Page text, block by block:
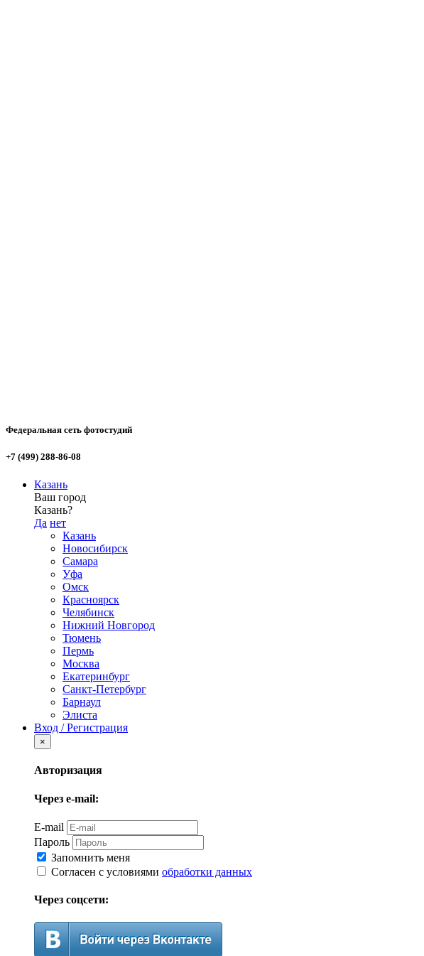
Федеральная сеть фотостудий
+7 (499) 288-86-08
Казань
Ваш город
Казань?
Да нет
Казань
Новосибирск
Самара
Уфа
Омск
Красноярск
Челябинск
Нижний Новгород
Тюмень
Пермь
Москва
Екатеринбург
Санкт-Петербург
Барнаул
Элиста
Вход / Регистрация
×
Авторизация
Через e-mail:
E-mail
Пароль
Запомнить меня
Согласен с условиями обработки данных
Через соцсети: